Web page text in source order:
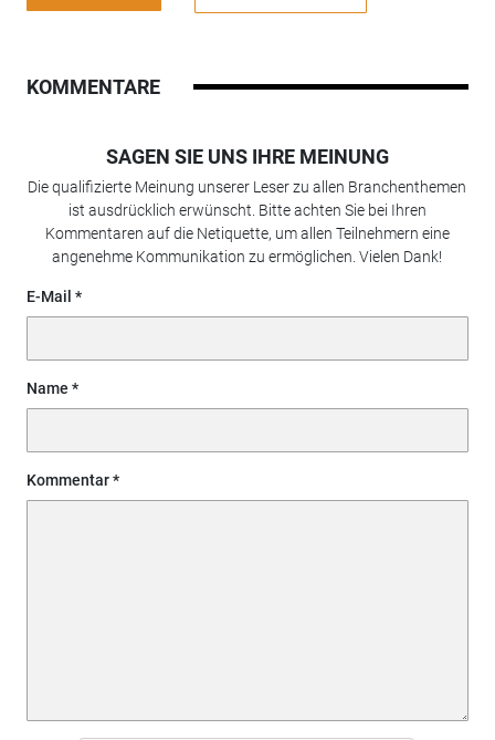
KOMMENTARE
SAGEN SIE UNS IHRE MEINUNG
Die qualifizierte Meinung unserer Leser zu allen Branchenthemen
ist ausdrücklich erwünscht. Bitte achten Sie bei Ihren
Kommentaren auf die Netiquette, um allen Teilnehmern eine
angenehme Kommunikation zu ermöglichen. Vielen Dank!
E-Mail
Name
Kommentar